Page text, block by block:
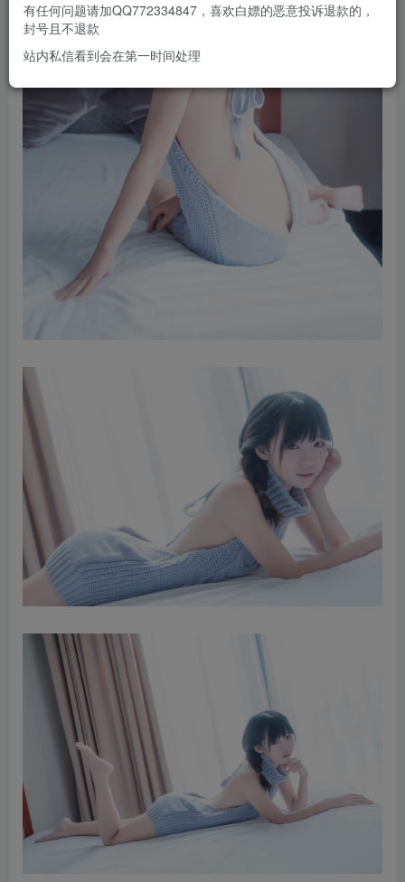
有任何问题请加QQ772334847，喜欢白嫖的恶意投诉退款的，
封号且不退款
站内私信看到会在第一时间处理